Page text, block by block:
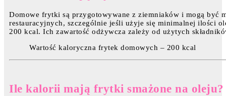
Domowe frytki są przygotowywane z ziemniaków i mogą być
restauracyjnych, szczególnie jeśli użyje się minimalnej ilości
200 kcal. Ich zawartość odżywcza zależy od użytych
Wartość kaloryczna frytek domowych – 200 kcal
Ile kalorii mają frytki smażone na oleju?